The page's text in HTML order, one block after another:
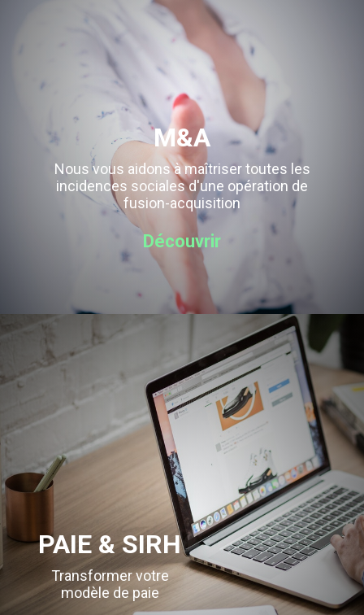
M&A
Nous vous aidons à maîtriser toutes les
incidences sociales d'une opération de
fusion-acquisition
Découvrir
PAIE & SIRH
Transformer votre
modèle de paie